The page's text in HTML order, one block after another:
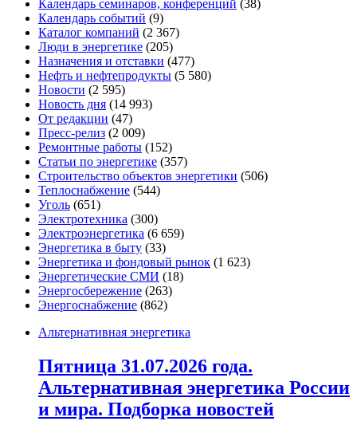
Календарь семинаров, конференций (38)
Календарь событий (9)
Каталог компаний (2 367)
Люди в энергетике (205)
Назначения и отставки (477)
Нефть и нефтепродукты (5 580)
Новости (2 595)
Новость дня (14 993)
От редакции (47)
Пресс-релиз (2 009)
Ремонтные работы (152)
Статьи по энергетике (357)
Строительство объектов энергетики (506)
Теплоснабжение (544)
Уголь (651)
Электротехника (300)
Электроэнергетика (6 659)
Энергетика в быту (33)
Энергетика и фондовый рынок (1 623)
Энергетические СМИ (18)
Энергосбережение (263)
Энергоснабжение (862)
Альтернативная энергетика
Пятница 31.07.2026 года.
Альтернативная энергетика России
и мира. Подборка новостей